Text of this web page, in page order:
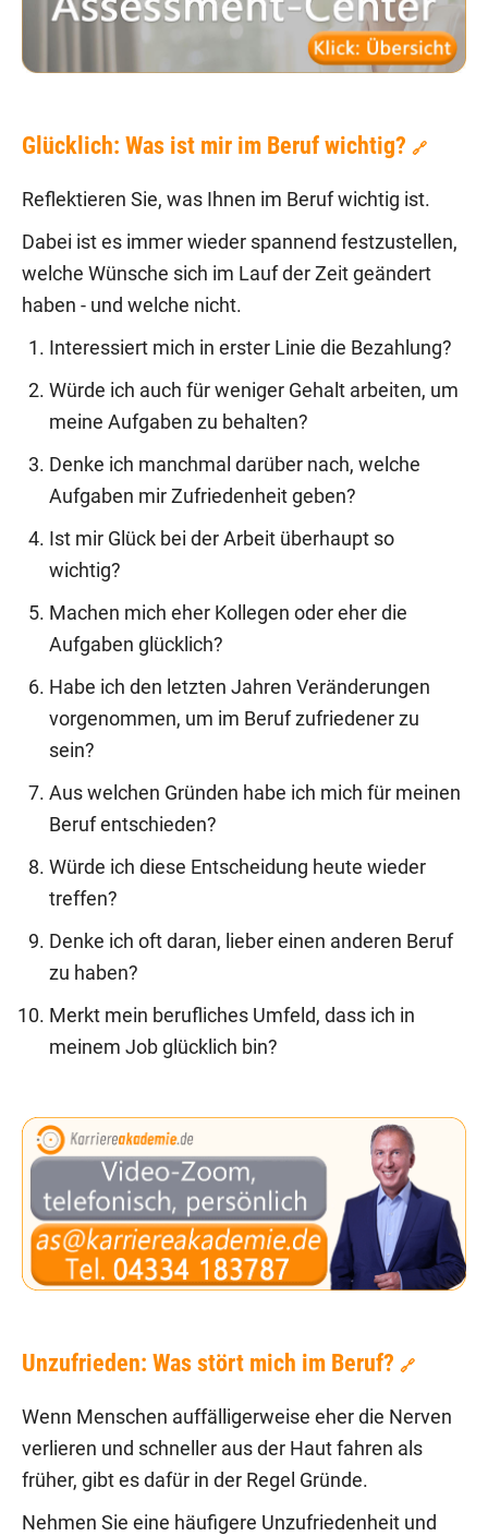
Glücklich: Was ist mir im Beruf wichtig? 🔗
Reflektieren Sie, was Ihnen im Beruf wichtig ist.
Dabei ist es immer wieder spannend festzustellen,
welche Wünsche sich im Lauf der Zeit geändert
haben - und welche nicht.
Interessiert mich in erster Linie die Bezahlung?
Würde ich auch für weniger Gehalt arbeiten, um
meine Aufgaben zu behalten?
Denke ich manchmal darüber nach, welche
Aufgaben mir Zufriedenheit geben?
Ist mir Glück bei der Arbeit überhaupt so
wichtig?
Machen mich eher Kollegen oder eher die
Aufgaben glücklich?
Habe ich den letzten Jahren Veränderungen
vorgenommen, um im Beruf zufriedener zu
sein?
Aus welchen Gründen habe ich mich für meinen
Beruf entschieden?
Würde ich diese Entscheidung heute wieder
treffen?
Denke ich oft daran, lieber einen anderen Beruf
zu haben?
Merkt mein berufliches Umfeld, dass ich in
meinem Job glücklich bin?
Unzufrieden: Was stört mich im Beruf? 🔗
Wenn Menschen auffälligerweise eher die Nerven
verlieren und schneller aus der Haut fahren als
früher, gibt es dafür in der Regel Gründe.
Nehmen Sie eine häufigere Unzufriedenheit und